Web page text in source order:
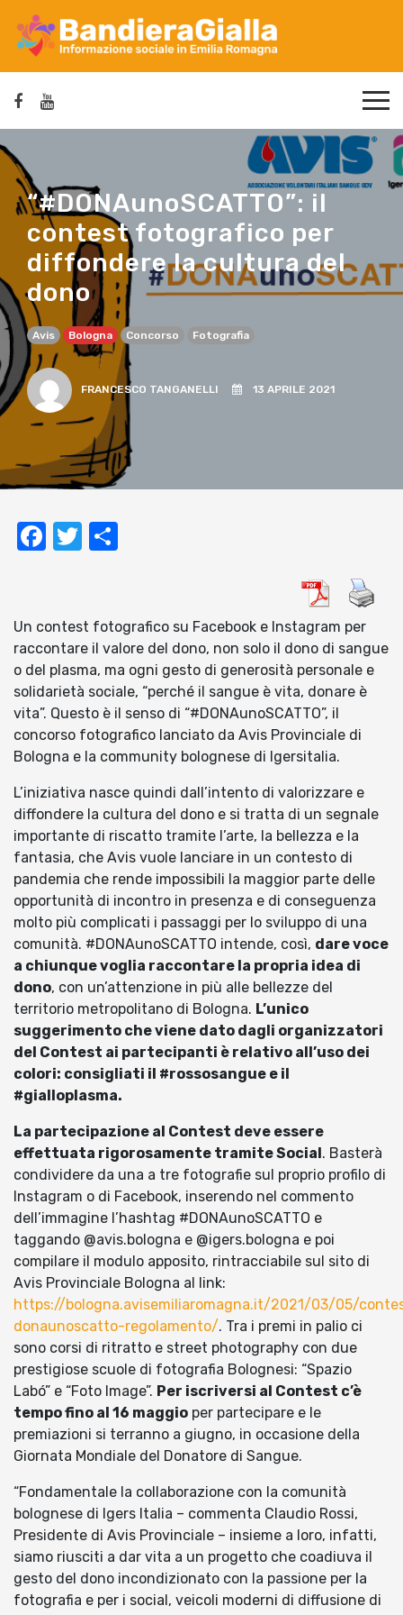
“#DONAunoSCATTO”: il
contest fotografico per
diffondere la cultura del
dono
Avis Bologna Concorso Fotografia
FRANCESCO TANGANELLI 13 APRILE 2021
Facebook
Twitter
Un contest fotografico su Facebook e Instagram per
raccontare il valore del dono, non solo il dono di sangue
o del plasma, ma ogni gesto di generosità personale e
solidarietà sociale, “perché il sangue è vita, donare è
vita”. Questo è il senso di “#DONAunoSCATTO”, il
concorso fotografico lanciato da Avis Provinciale di
Bologna e la community bolognese di Igersitalia.
L’iniziativa nasce quindi dall’intento di valorizzare e
diffondere la cultura del dono e si tratta di un segnale
importante di riscatto tramite l’arte, la bellezza e la
fantasia, che Avis vuole lanciare in un contesto di
pandemia che rende impossibili la maggior parte delle
opportunità di incontro in presenza e di conseguenza
molto più complicati i passaggi per lo sviluppo di una
comunità. #DONAunoSCATTO intende, così, dare voce
a chiunque voglia raccontare la propria idea di
dono, con un’attenzione in più alle bellezze del
territorio metropolitano di Bologna. L’unico
suggerimento che viene dato dagli organizzatori
del Contest ai partecipanti è relativo all’uso dei
colori: consigliati il #rossosangue e il
#gialloplasma.
La partecipazione al Contest deve essere
effettuata rigorosamente tramite Social . Basterà
condividere da una a tre fotografie sul proprio profilo di
Instagram o di Facebook, inserendo nel commento
dell’immagine l’hashtag #DONAunoSCATTO e
taggando @avis.bologna e @igers.bologna e poi
compilare il modulo apposito, rintracciabile sul sito di
Avis Provinciale Bologna al link:
https://bologna.avisemiliaromagna.it/2021/03/05/
donaunoscatto-regolamento/. Tra i premi in palio ci
sono corsi di ritratto e street photography con due
prestigiose scuole di fotografia Bolognesi: “Spazio
Labó” e “Foto Image”. Per iscriversi al Contest c’è
tempo fino al 16 maggio per partecipare e le
premiazioni si terranno a giugno, in occasione della
Giornata Mondiale del Donatore di Sangue.
“Fondamentale la collaborazione con la comunità
bolognese di Igers Italia – commenta Claudio Rossi,
Presidente di Avis Provinciale – insieme a loro, infatti,
siamo riusciti a dar vita a un progetto che coadiuva il
gesto del dono incondizionato con la passione per la
fotografia e per i social, veicoli moderni di diffusione di